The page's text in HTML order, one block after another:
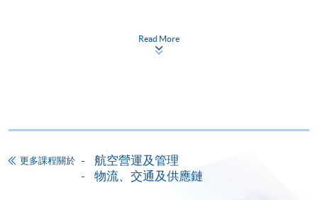
郵寄付款收據如若遺失，學院概不負責。
付款收據只發一次。申請額外付款證明的收費為每
Read More
更多課程關於
航空營運及管理
物流、交通及供應鏈